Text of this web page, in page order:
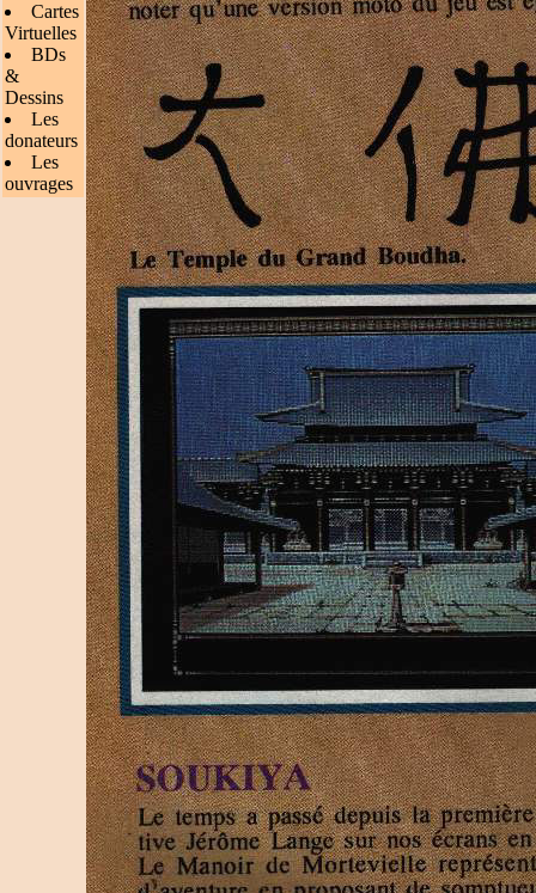
Cartes
Virtuelles
BDs
&
Dessins
Les
donateurs
Les
ouvrages